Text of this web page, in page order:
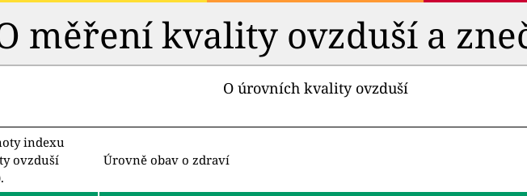
měření kvality ovzduší a
O úrovních kvality ovzduší
indexu
ovzduší
Úrovně obav o zdraví